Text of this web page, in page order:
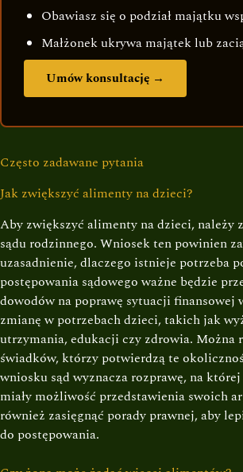
Obawiasz się o podział majątku
Małżonek ukrywa majątek lub
Umów konsultację →
Często zadawane pytania
Jak zwiększyć alimenty na dzieci?
Aby zwiększyć alimenty na dzieci, należy
sądu rodzinnego. Wniosek ten powinien
uzasadnienie, dlaczego istnieje potrzeba
postępowania sądowego ważne będzie
dowodów na poprawę sytuacji finansowej
zmianę w potrzebach dzieci, takich jak
utrzymania, edukacji czy zdrowia. Można
świadków, którzy potwierdzą te
wniosku sąd wyznacza rozprawę, na
miały możliwość przedstawienia swoich
również zasięgnąć porady prawnej, aby
do postępowania.